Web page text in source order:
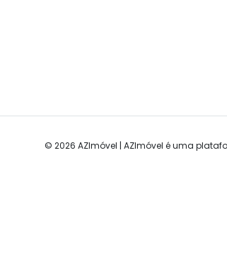
© 2026 AZImóvel | AZImóvel é uma